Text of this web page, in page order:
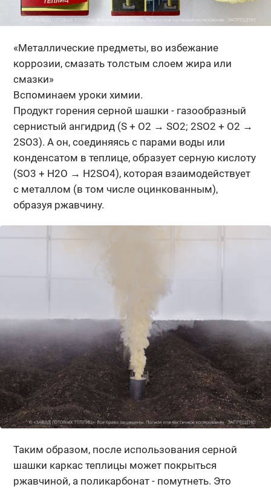
«Металлические предметы, во избежание
коррозии, смазать толстым слоем жира или
смазки»
Вспоминаем уроки химии.
Продукт горения серной шашки - газообразный
сернистый ангидрид (S + O2 → SO2; 2SO2 + O2 →
2SO3). А он, соединяясь с парами воды или
конденсатом в теплице, образует серную кислоту
(SO3 + H2O → H2SO4), которая взаимодействует
с металлом (в том числе оцинкованным),
образуя ржавчину.
Таким образом, после использования серной
шашки каркас теплицы может покрыться
ржавчиной, а поликарбонат - помутнеть. Это